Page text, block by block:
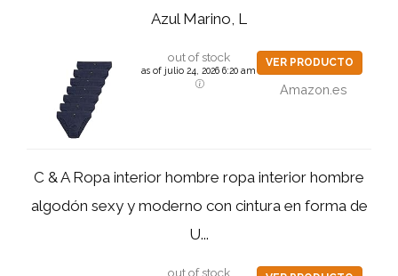
Azul Marino, L
out of stock
as of julio 24, 2026 6:20 am
VER PRODUCTO
Amazon.es
C & A Ropa interior hombre ropa interior hombre
algodón sexy y moderno con cintura en forma de
U...
out of stock